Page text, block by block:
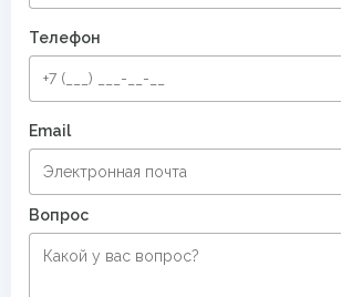
Телефон
Email
Вопрос